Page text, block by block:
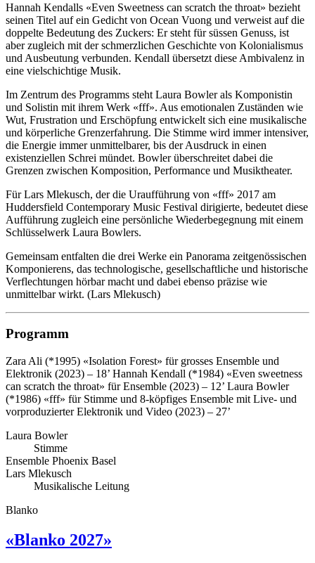
Hannah Kendalls «Even Sweetness can scratch the throat» bezieht
seinen Titel auf ein Gedicht von Ocean Vuong und verweist auf die
doppelte Bedeutung des Zuckers: Er steht für süssen Genuss, ist
aber zugleich mit der schmerzlichen Geschichte von Kolonialismus
und Ausbeutung verbunden. Kendall übersetzt diese Ambivalenz in
eine vielschichtige Musik.
Im Zentrum des Programms steht Laura Bowler als Komponistin
und Solistin mit ihrem Werk «fff». Aus emotionalen Zuständen wie
Wut, Frustration und Erschöpfung entwickelt sich eine musikalische
und körperliche Grenzerfahrung. Die Stimme wird immer intensiver,
die Energie immer unmittelbarer, bis der Ausdruck in einen
existenziellen Schrei mündet. Bowler überschreitet dabei die
Grenzen zwischen Komposition, Performance und Musiktheater.
Für Lars Mlekusch, der die Uraufführung von «fff» 2017 am
Huddersfield Contemporary Music Festival dirigierte, bedeutet diese
Aufführung zugleich eine persönliche Wiederbegegnung mit einem
Schlüsselwerk Laura Bowlers.
Gemeinsam entfalten die drei Werke ein Panorama zeitgenössischen
Komponierens, das technologische, gesellschaftliche und historische
Verflechtungen hörbar macht und dabei ebenso präzise wie
unmittelbar wirkt. (Lars Mlekusch)
Programm
Zara Ali (*1995) «Isolation Forest» für grosses Ensemble und
Elektronik (2023) – 18’ Hannah Kendall (*1984) «Even sweetness
can scratch the throat» für Ensemble (2023) – 12’ Laura Bowler
(*1986) «fff» für Stimme und 8-köpfiges Ensemble mit Live- und
vorproduzierter Elektronik und Video (2023) – 27’
Laura Bowler
Stimme
Ensemble Phoenix Basel
Lars Mlekusch
Musikalische Leitung
Blanko
«Blanko 2027»